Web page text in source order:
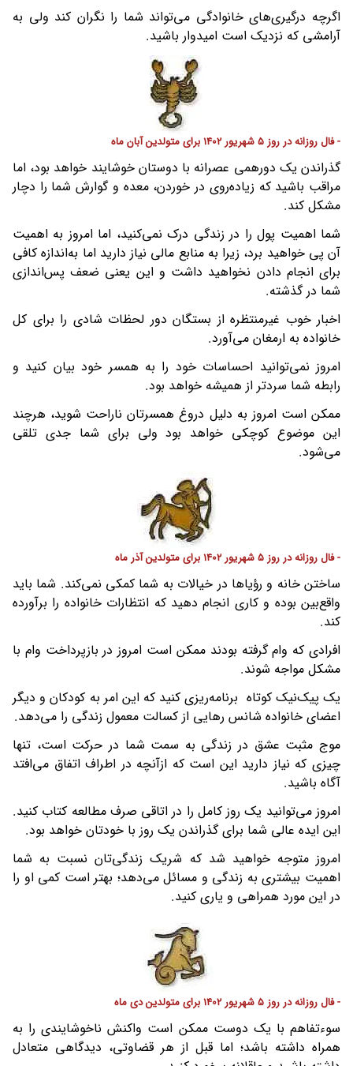
اگرچه درگیری‌های خانوادگی می‌تواند شما را نگران کند ولی به
آرامشی که نزدیک است امیدوار باشید.
- فال روزانه در روز 5 شهریور 1402 برای متولدین آبان ماه
گذراندن یک دورهمی عصرانه با دوستان خوشایند خواهد بود، اما
مراقب باشید که زیاده‌روی در خوردن، معده و گوارش شما را دچار
مشکل کند.
شما اهمیت پول را در زندگی درک نمی‌کنید، اما امروز به اهمیت
آن پی خواهید برد، زیرا به منابع مالی نیاز دارید اما به‌اندازه کافی
برای انجام دادن نخواهید داشت و این یعنی ضعف پس‌اندازی
شما در گذشته.
اخبار خوب غیرمنتظره از بستگان دور لحظات شادی را برای کل
خانواده به ارمغان می‌آورد.
امروز نمی‌توانید احساسات خود را به همسر خود بیان کنید و
رابطه شما سردتر از همیشه خواهد بود.
ممکن است امروز به دلیل دروغ همسرتان ناراحت شوید، هرچند
این موضوع کوچکی خواهد بود ولی برای شما جدی تلقی
می‌شود.
- فال روزانه در روز 5 شهریور 1402 برای متولدین آذر ماه
ساختن خانه و رؤیاها در خیالات به شما کمکی نمی‌کند. شما باید
واقع‌بین بوده و کاری انجام دهید که انتظارات خانواده را برآورده
کند.
افرادی که وام گرفته بودند ممکن است امروز در بازپرداخت وام با
مشکل مواجه شوند.
یک پیک‌نیک کوتاه برنامه‌ریزی کنید که این امر به کودکان و دیگر
اعضای خانواده شانس رهایی از کسالت معمول زندگی را می‌دهد.
موج مثبت عشق در زندگی به سمت شما در حرکت است، تنها
چیزی که نیاز دارید این است که ازآنچه در اطراف اتفاق می‌افتد
آگاه باشید.
امروز می‌توانید یک روز کامل را در اتاقی صرف مطالعه کتاب کنید.
این ایده عالی شما برای گذراندن یک روز با خودتان خواهد بود.
امروز متوجه خواهید شد که شریک زندگی‌تان نسبت به شما
اهمیت بیشتری به زندگی و مسائل می‌دهد؛ بهتر است کمی او را
در این مورد همراهی و یاری کنید.
- فال روزانه در روز 5 شهریور 1402 برای متولدین دی ماه
سوءتفاهم با یک دوست ممکن است واکنش ناخوشایندی را به
همراه داشته باشد؛ اما قبل از هر قضاوتی، دیدگاهی متعادل